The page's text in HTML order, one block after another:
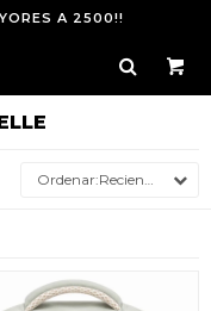
A 2500!!
Recientes